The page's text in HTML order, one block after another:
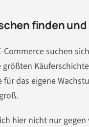
finden
suchen
für das eigene
hier nicht nur